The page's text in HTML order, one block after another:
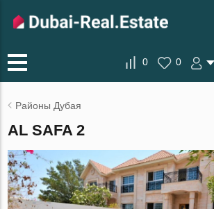
0 0
Районы Дубая
AL SAFA 2